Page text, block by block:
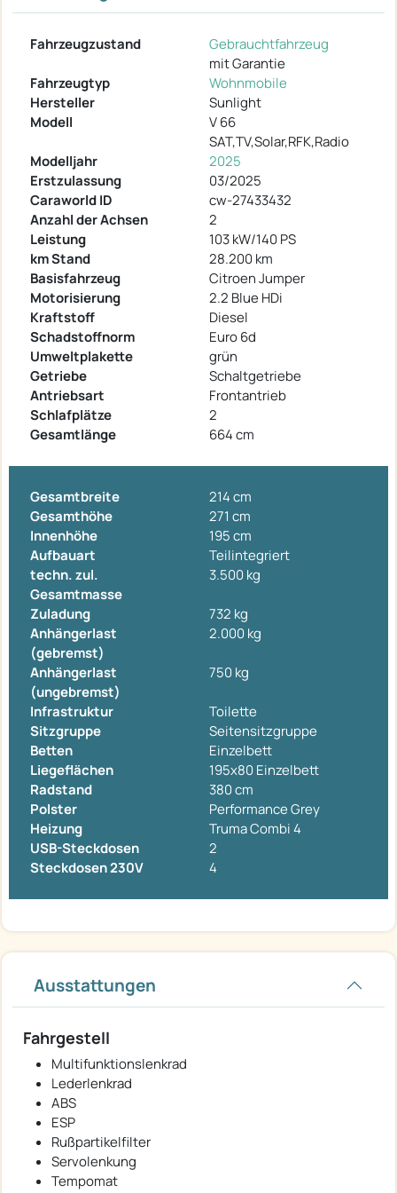
Fahrzeugzustand
Gebrauchtfahrzeug
mit Garantie
Fahrzeugtyp
Wohnmobile
Hersteller
Sunlight
Modell
V 66
SAT,TV,Solar,RFK,Radio
Modelljahr
2025
Erstzulassung
03/2025
Caraworld ID
cw-27433432
Anzahl der Achsen
2
Leistung
103 kW/140 PS
km Stand
28.200 km
Basisfahrzeug
Citroen Jumper
Motorisierung
2.2 Blue HDi
Kraftstoff
Diesel
Schadstoffnorm
Euro 6d
Umweltplakette
grün
Getriebe
Schaltgetriebe
Antriebsart
Frontantrieb
Schlafplätze
2
Gesamtlänge
664 cm
Gesamtbreite
214 cm
Gesamthöhe
271 cm
Innenhöhe
195 cm
Aufbauart
Teilintegriert
techn. zul.
Gesamtmasse
3.500 kg
Zuladung
732 kg
Anhängerlast
(gebremst)
2.000 kg
Anhängerlast
(ungebremst)
750 kg
Infrastruktur
Toilette
Sitzgruppe
Seitensitzgruppe
Betten
Einzelbett
Liegeflächen
195x80 Einzelbett
Radstand
380 cm
Polster
Performance Grey
Heizung
Truma Combi 4
USB-Steckdosen
2
Steckdosen 230V
4
Ausstattungen
Fahrgestell
Multifunktionslenkrad
Lederlenkrad
ABS
ESP
Rußpartikelfilter
Servolenkung
Tempomat